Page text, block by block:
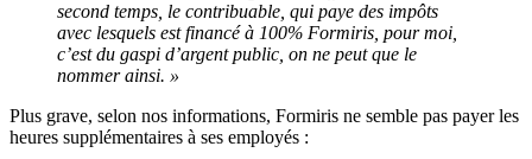
second temps, le contribuable, qui paye des impôts
avec lesquels est financé à 100% Formiris, pour moi,
c’est du gaspi d’argent public, on ne peut que le
nommer ainsi. »
Plus grave, selon nos informations, Formiris ne semble pas payer les
heures supplémentaires à ses employés :